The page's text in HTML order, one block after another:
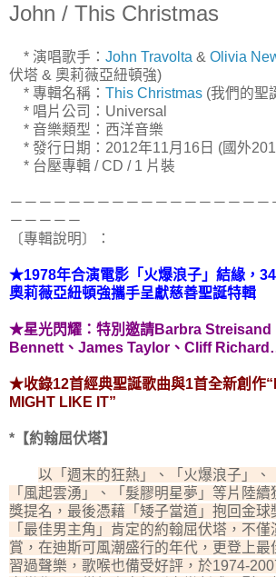
John / This Christmas
* 演唱歌手： John Travolta & Olivia
伏塔 & 奧莉薇亞紐頓強)
* 專輯名稱： This Christmas (我們的聖
* 唱片公司：Universal
* 音樂類型：西洋音樂
* 發行日期：2012年11月16日 (國外
* 台壓專輯 / CD / 1 片裝
－－－－－－－－－－－－－－－－－－
－－－－－
〔專輯說明〕：
★1978年合演電影「火爆浪子」結緣，
奧莉薇亞紐頓強攜手呈獻慈善聖誕特輯
★星光閃耀：特別邀請Barbra Streisand
Bennett、James Taylor、Cliff
★收錄12首經典聖誕歌曲與1首全新創作
MIGHT LIKE IT”
*【約翰屈伏塔】
以「週末的狂熱」、「火爆浪子」、
「風起雲湧」、「髮膠明星夢」等片陸
獎提名，最後憑藉「矮子當道」抱回金球
「最佳男主角」肯定的約翰屈伏塔，不
賞，在迪斯可風潮盛行的年代，更登上最
習過聲樂，歌喉也備受好評，於1974-